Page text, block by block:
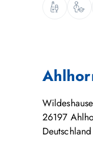
26197
Deutschland